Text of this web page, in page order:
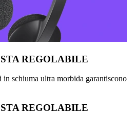
REGOLABILE
schiuma ultra morbida garantiscono
REGOLABILE